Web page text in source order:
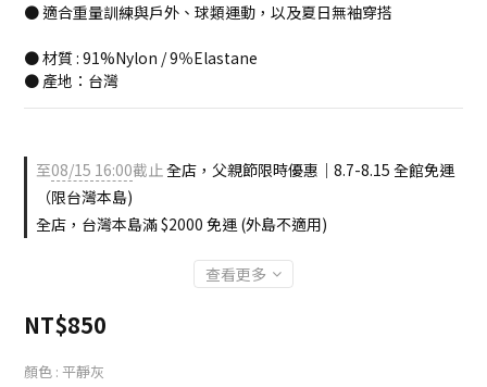
● 適合重量訓練與戶外、球類運動，以及夏日無袖穿搭
● 材質 : 91%Nylon / 9％Elastane
● 產地：台灣
至08/15 16:00截止全店，父親節限時優惠｜8.7-8.15 全館免運
（限台灣本島)
全店，台灣本島滿 $2000 免運 (外島不適用)
查看更多
NT$850
顏色 : 平靜灰